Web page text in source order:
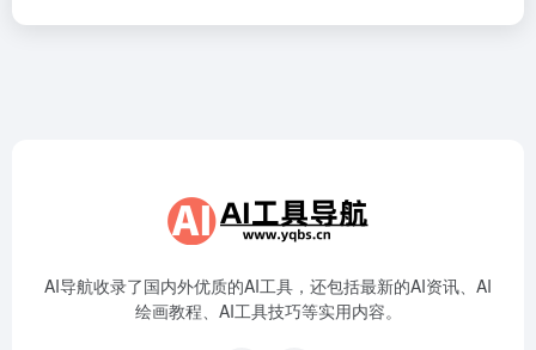
AI导航收录了国内外优质的AI工具，还包括最新的AI资讯、AI
绘画教程、AI工具技巧等实用内容。